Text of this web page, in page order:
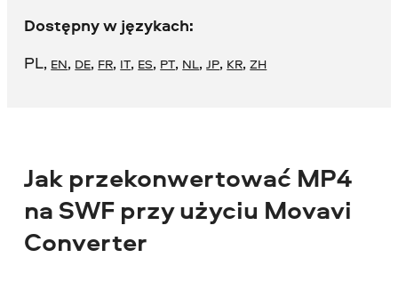
Dostępny w językach:
PL, EN, DE, FR, IT, ES, PT, NL,JP, KR,ZH
Jak przekonwertować MP4
na SWF przy użyciu Movavi
Converter